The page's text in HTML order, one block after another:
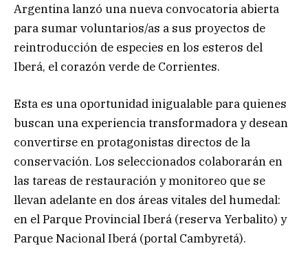
Argentina lanzó una nueva convocatoria abierta
para sumar voluntarios/as a sus proyectos de
reintroducción de especies en los esteros del
Iberá, el corazón verde de Corrientes.
Esta es una oportunidad inigualable para quienes
buscan una experiencia transformadora y desean
convertirse en protagonistas directos de la
conservación. Los seleccionados colaborarán en
las tareas de restauración y monitoreo que se
llevan adelante en dos áreas vitales del humedal:
en el Parque Provincial Iberá (reserva Yerbalito) y
Parque Nacional Iberá (portal Cambyretá).